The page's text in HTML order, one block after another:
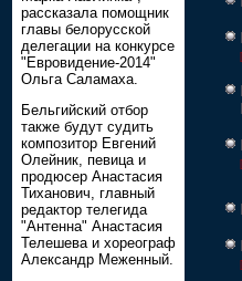
рассказала помощник
главы белорусской
делегации на конкурсе
"Евровидение-2014"
Ольга Саламаха.
Бельгийский отбор
также будут судить
композитор Евгений
Олейник, певица и
продюсер Анастасия
Тиханович, главный
редактор телегида
"Антенна" Анастасия
Телешева и хореограф
Александр Меженный.